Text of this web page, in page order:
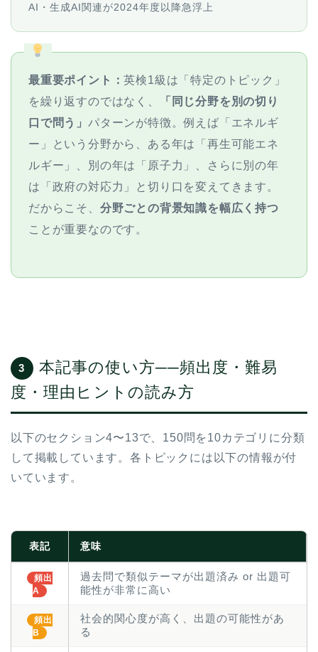
AI・生成AI関連が2024年度以降急浮上
最重要ポイント：英検1級は「特定のトピック」
を繰り返すのではなく、
「同じ分野を別の切り
口で問う」 パターンが特徴。例えば「エネルギ
ー」という分野から、ある年は「再生可能エネ
ルギー」、別の年は「原子力」、さらに別の年
は「政府の対応力」と切り口を変えてきます。
だからこそ、 分野ごとの背景知識を幅広く持つ
ことが重要なのです。
3
本記事の使い方──頻出度・難易
度・理由ヒントの読み方
以下のセクション4〜13で、150問を10カテゴリに分類
して掲載しています。各トピックには以下の情報が付
いています。
表記 意味
頻出
A
過去問で類似テーマが出題済み or 出題可
能性が非常に高い
頻出
B
社会的関心度が高く、出題の可能性があ
る